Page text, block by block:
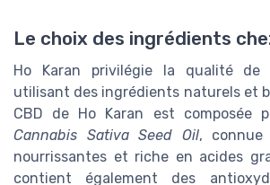
Le choix des ingrédients
Ho Karan privilégie la qualité de
utilisant des ingrédients naturels et
CBD de Ho Karan est composée
Cannabis Sativa Seed Oil, connue
nourrissantes et riche en acides
contient également des